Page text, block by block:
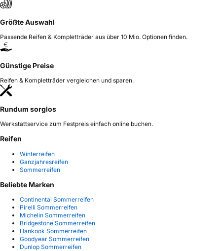
Größte Auswahl
Passende Reifen & Kompletträder aus über 10 Mio. Optionen finden.
Günstige Preise
Reifen & Kompletträder vergleichen und sparen.
Rundum sorglos
Werkstattservice zum Festpreis einfach online buchen.
Reifen
Winterreifen
Ganzjahresreifen
Sommerreifen
Beliebte Marken
Continental Sommerreifen
Pirelli Sommerreifen
Michelin Sommerreifen
Bridgestone Sommerreifen
Hankook Sommerreifen
Goodyear Sommerreifen
Dunlop Sommerreifen